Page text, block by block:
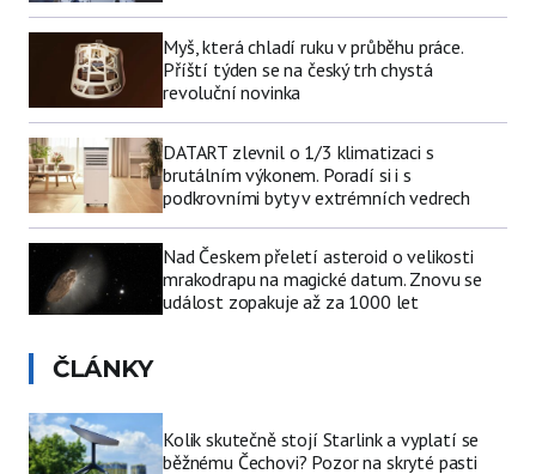
Myš, která chladí ruku v průběhu práce.
Příští týden se na český trh chystá
revoluční novinka
DATART zlevnil o 1/3 klimatizaci s
brutálním výkonem. Poradí si i s
podkrovními byty v extrémních vedrech
Nad Českem přeletí asteroid o velikosti
mrakodrapu na magické datum. Znovu se
událost zopakuje až za 1000 let
ČLÁNKY
Kolik skutečně stojí Starlink a vyplatí se
běžnému Čechovi? Pozor na skryté pasti